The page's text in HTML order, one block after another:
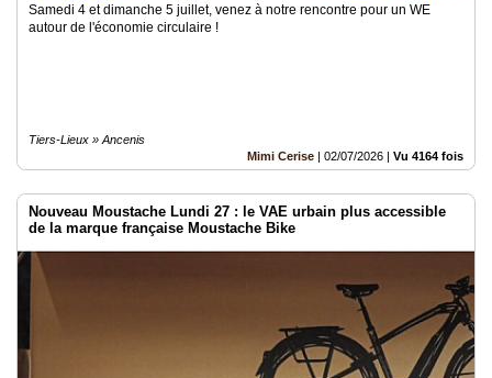
Samedi 4 et dimanche 5 juillet, venez à notre rencontre pour un WE
autour de l'économie circulaire !
Tiers-Lieux » Ancenis
Mimi Cerise | 02/07/2026 | Vu 4164 fois
Nouveau Moustache Lundi 27 : le VAE urbain plus accessible
de la marque française Moustache Bike